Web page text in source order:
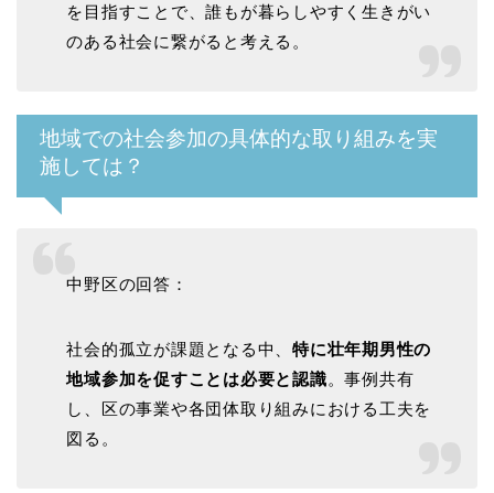
を目指すことで、誰もが暮らしやすく生きがい
のある社会に繋がると考える。
地域での社会参加の具体的な取り組みを実
施しては？
中野区の回答：
社会的孤立が課題となる中、特に壮年期男性の
地域参加を促すことは必要と認識。事例共有
し、区の事業や各団体取り組みにおける工夫を
図る。